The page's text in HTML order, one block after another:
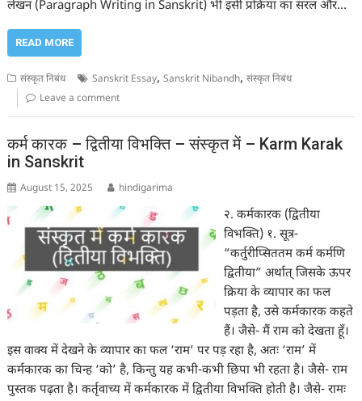
लेखन (Paragraph Writing in Sanskrit) भी इसी प्रक्रिया का सरल और…
READ MORE
संस्कृत निबंध Sanskrit Essay,Sanskrit Nibandh,संस्कृत निबंध
Leave a comment
कर्म कारक – द्वितीया विभक्ति – संस्कृत में – Karm Karak
in Sanskrit
August 15, 2025 hindigarima
२. कर्मकारक (द्वितीया
विभक्ति) १. सूत्र-
“कर्तुरीप्सिततम कर्म कर्मणि
द्वितीया” अर्थात् जिसके ऊपर
क्रिया के व्यापार का फल
पड़ता है, उसे कर्मकारक कहते
हैं। जैसे- मैं राम को देखता हूँ।
इस वाक्य में देखने के व्यापार का फल ‘राम’ पर पड़ रहा है, अतः ‘राम’ में
कर्मकारक का चिन्ह ‘को’ है, किन्तु यह कभी-कभी छिपा भी रहता है। जैसे- राम
पुस्तक पढ़ता है। कर्तृवाच्य में कर्मकारक में द्वितीया विभक्ति होती है। जैसे- रामः